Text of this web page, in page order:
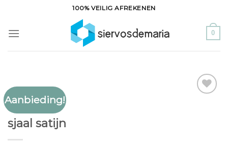
inhoud
100% VEILIG AFREKENEN
0
Aanbieding!
SJAAL SATIJN
sjaal satijn